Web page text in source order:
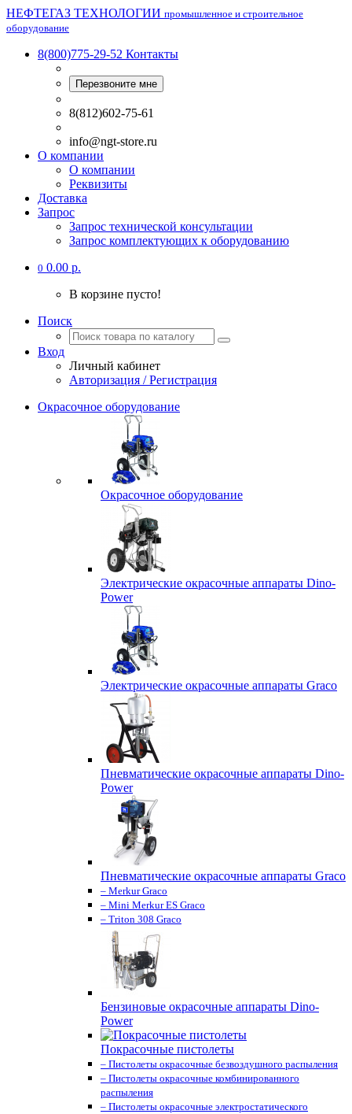
НЕФТЕГАЗ ТЕХНОЛОГИИ промышленное и строительное
оборудование
8(800)775-29-52 Контакты
Перезвоните мне
8(812)602-75-61
info@ngt-store.ru
О компании
О компании
Реквизиты
Доставка
Запрос
Запрос технической консультации
Запрос комплектующих к оборудованию
0 0.00 р.
В корзине пусто!
Поиск
Вход
Личный кабинет
Авторизация / Регистрация
Окрасочное оборудование
Окрасочное оборудование
Электрические окрасочные аппараты Dino-
Power
Электрические окрасочные аппараты Graco
Пневматические окрасочные аппараты Dino-
Power
Пневматические окрасочные аппараты Graco
– Merkur Graco
– Mini Merkur ES Graco
– Triton 308 Graco
Бензиновые окрасочные аппараты Dino-
Power
Покрасочные пистолеты
– Пистолеты окрасочные безвоздушного распыления
– Пистолеты окрасочные комбинированного
распыления
– Пистолеты окрасочные электростатического